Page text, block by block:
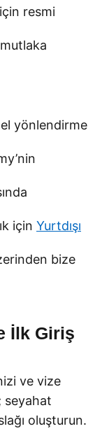
resmi
yönlendirme
için Yurtdışı
bize
İlk Giriş
ve vize
seyahat
oluşturun.